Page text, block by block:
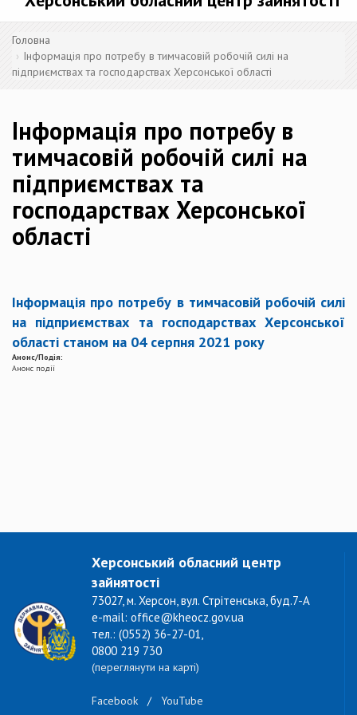
Головна
Інформація про потребу в тимчасовій робочій силі на
підприємствах та господарствах Херсонської області
Інформація про потребу в
тимчасовій робочій силі на
підприємствах та
господарствах Херсонської
області
Інформація про потребу в тимчасовій робочій силі
на підприємствах та господарствах Херсонської
області cтаном на 04 cерпня 2021 року
Анонс/Подія:
Анонс події
Херсонський обласний центр
зайнятості
73027, м. Херсон, вул. Стрітенська, буд.7-А
e-mail: office@kheocz.gov.ua
тел.: (0552) 36-27-01,
0800 219 730
(переглянути на карті)
Facebook / YouTube